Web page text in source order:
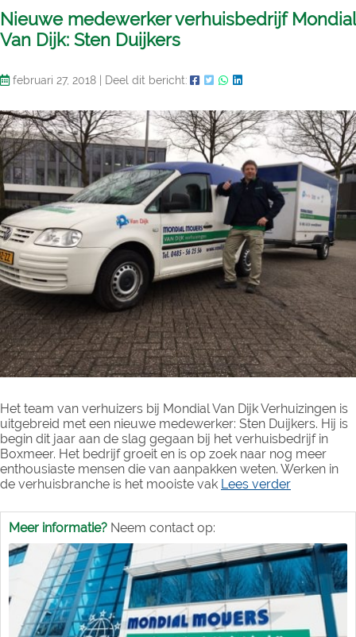
Nieuwe medewerker verhuisbedrijf Mondial
Van Dijk: Sten Duijkers
februari 27, 2018 Deel dit bericht:
Het team van verhuizers bij Mondial Van Dijk Verhuizingen is
uitgebreid met een nieuwe medewerker: Sten Duijkers. Hij is
begin dit jaar aan de slag gegaan bij het verhuisbedrijf in
Boxmeer. Het bedrijf groeit en is op zoek naar nog meer
enthousiaste mensen die van aanpakken weten. Werken in
de verhuisbranche is het mooiste vak Lees verder
Meer informatie? Neem contact op: